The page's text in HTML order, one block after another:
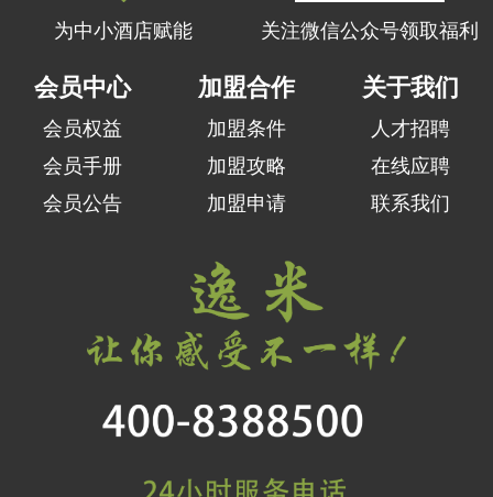
为中小酒店赋能 关注微信公众号领取福利
会员中心
会员权益
会员手册
会员公告
加盟合作
加盟条件
加盟攻略
加盟申请
关于我们
人才招聘
在线应聘
联系我们